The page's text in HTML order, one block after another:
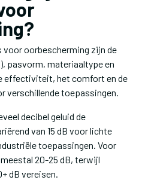
oorbescherming zijn de
pasvorm, materiaaltype en
effectiviteit, het comfort en de
verschillende toepassingen.
decibel geluid de
van 15 dB voor lichte
toepassingen. Voor
20-25 dB, terwijl
dB vereisen.